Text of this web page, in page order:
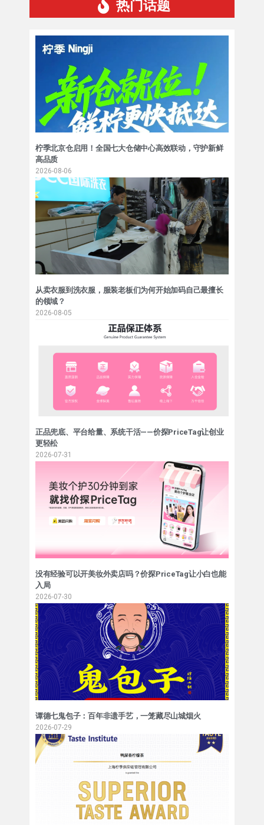
热门话题
柠季北京仓启用！全国七大仓储中心高效联动，守护新鲜
高品质
2026-08-06
从卖衣服到洗衣服，服装老板们为何开始加码自己最擅长
的领域？
2026-08-05
正品兜底、平台给量、系统干活——价探PriceTag让创业
更轻松
2026-07-31
没有经验可以开美妆外卖店吗？价探PriceTag让小白也能
入局
2026-07-30
谭德七鬼包子：百年非遗手艺，一笼藏尽山城烟火
2026-07-29